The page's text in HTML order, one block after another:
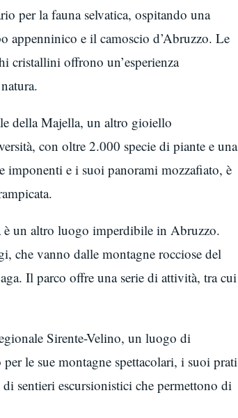
per la fauna selvatica, ospitando una
appenninico e il camoscio d’Abruzzo. Le
cristallini offrono un’esperienza
della Majella, un altro gioiello
con oltre 2.000 specie di piante e una
imponenti e i suoi panorami mozzafiato, è
è un altro luogo imperdibile in Abruzzo.
che vanno dalle montagne rocciose del
Il parco offre una serie di attività, tra cui
Sirente-Velino, un luogo di
le sue montagne spettacolari, i suoi prati
sentieri escursionistici che permettono di